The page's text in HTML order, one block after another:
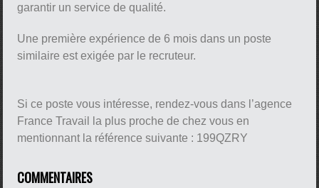
garantir un service de qualité.
Une première expérience de 6 mois dans un poste
similaire est exigée par le recruteur.
Si ce poste vous intéresse, rendez-vous dans l’agence
France Travail la plus proche de chez vous en
mentionnant la référence suivante : 199QZRY
COMMENTAIRES